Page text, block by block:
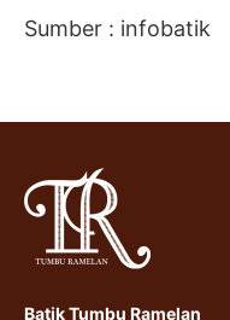
Sumber : infobatik
Batik Tumbu Ramelan